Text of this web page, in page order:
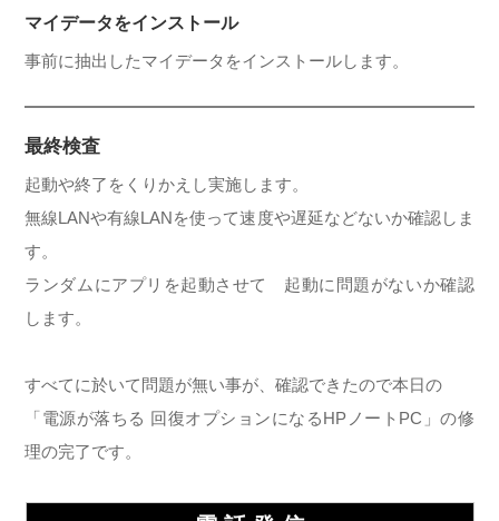
マイデータをインストール
事前に抽出したマイデータをインストールします。
最終検査
起動や終了をくりかえし実施します。
無線LANや有線LANを使って速度や遅延などないか確認しま
す。
ランダムにアプリを起動させて 起動に問題がないか確認
します。
すべてに於いて問題が無い事が、確認できたので本日の
「電源が落ちる 回復オプションになるHPノートPC」の修
理の完了です。